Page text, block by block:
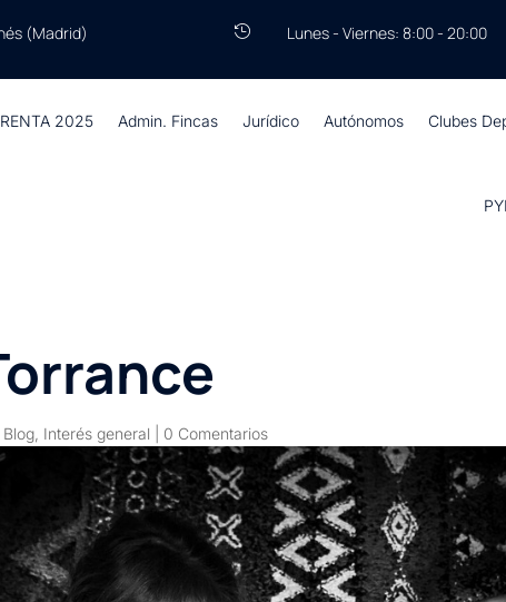
(Madrid)  Lunes - Viernes: 8:00 - 20:00
RENTA 2025 Admin. Fincas Jurídico Autónomos Clubes
Blog Interés general 0 Comentarios